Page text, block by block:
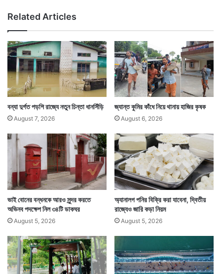
দা
বি
তে
মৌ
ন
মি
ল
Related Articles
বন্যা দুর্গত পড়শি রাজ্যে নতুন চিন্তা ধানসিঁড়ি
August 7, 2026
জ্যান্ত কুমির কাঁধে নিয়ে থানায় হাজির কৃষক
August 6, 2026
ভাই বোনের বন্ধনকে আরও সুন্দর করতে
অভিনব পদক্ষেপ নিল ৩৪টি ডাকঘর
August 5, 2026
অ্যানালগ পনির বিক্রি করা যাবেনা, দ্বিতীয়
রাজ্যেও জারি কড়া নিয়ম
August 5, 2026